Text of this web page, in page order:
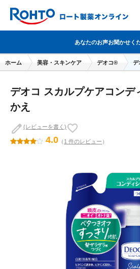
人気のキーワードで検索
目薬 ロートV5 日焼け止め
デオコ セラミド オバジ
アゼライン酸
冬虫夏草 セノビック
メラノCC ケアセラ
ブランドから探す
成分から探す
ポイント交換品 を見る
あなたのお声お聞かせく
ホーム 美容・スキンケア デオコ®
デオコ スカルプケアコン
かえ
4.0 （ 1 件のレビュー ）
(レビューを書く)